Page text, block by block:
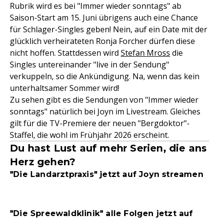
Rubrik wird es bei "Immer wieder sonntags" ab
Saison-Start am 15. Juni übrigens auch eine Chance
für Schlager-Singles geben! Nein, auf ein Date mit der
glücklich verheirateten Ronja Forcher dürfen diese
nicht hoffen. Stattdessen wird Stefan Mross die
Singles untereinander "live in der Sendung"
verkuppeln, so die Ankündigung. Na, wenn das kein
unterhaltsamer Sommer wird!
Zu sehen gibt es die Sendungen von "Immer wieder
sonntags" natürlich bei Joyn im Livestream. Gleiches
gilt für die TV-Premiere der neuen "Bergdoktor"-
Staffel, die wohl im Frühjahr 2026 erscheint.
Du hast Lust auf mehr Serien, die ans
Herz gehen?
"Die Landarztpraxis" jetzt auf Joyn streamen
"Die Spreewaldklinik" alle Folgen jetzt auf